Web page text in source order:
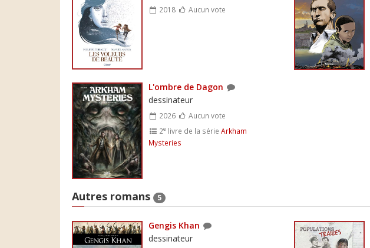
2018 Aucun vote
L'ombre de Dagon
dessinateur
2026
Aucun vote
2e livre de la sérieArkham
Mysteries
Autres romans 5
Gengis Khan
dessinateur